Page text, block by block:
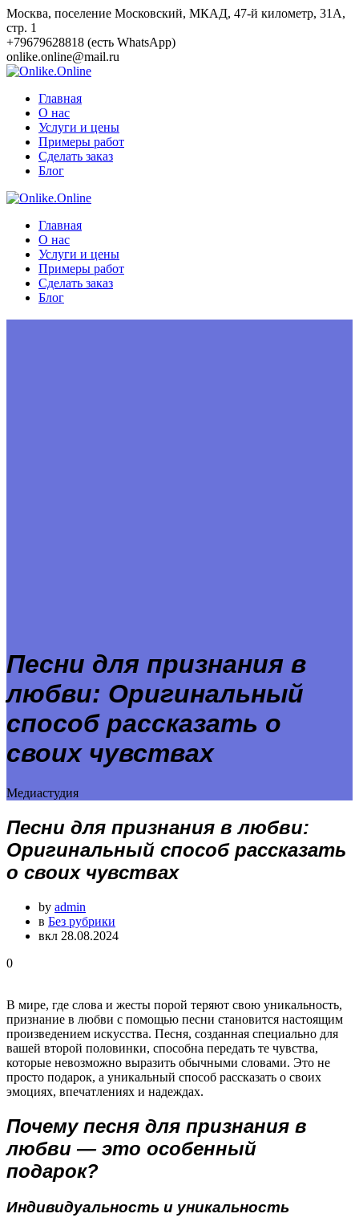
Перейти
к
контенту
Москва, поселение Московский, МКАД, 47-й километр, 31А,
стр. 1
+79679628818 (есть WhatsApp)
onlike.online@mail.ru
Главная
О нас
Услуги и цены
Примеры работ
Сделать заказ
Блог
Главная
О нас
Услуги и цены
Примеры работ
Сделать заказ
Блог
Песни для признания в
любви: Оригинальный
способ рассказать о
своих чувствах
Медиастудия
Песни для признания в любви:
Оригинальный способ рассказать
о своих чувствах
by admin
в Без рубрики
вкл 28.08.2024
0
В мире, где слова и жесты порой теряют свою уникальность,
признание в любви с помощью песни становится настоящим
произведением искусства. Песня, созданная специально для
вашей второй половинки, способна передать те чувства,
которые невозможно выразить обычными словами. Это не
просто подарок, а уникальный способ рассказать о своих
эмоциях, впечатлениях и надеждах.
Почему песня для признания в
любви — это особенный
подарок?
Индивидуальность и уникальность